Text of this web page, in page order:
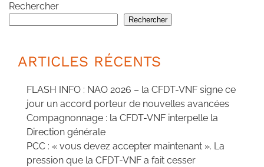
Rechercher
Rechercher
ARTICLES RÉCENTS
FLASH INFO : NAO 2026 – la CFDT-VNF signe ce
jour un accord porteur de nouvelles avancées
Compagnonnage : la CFDT-VNF interpelle la
Direction générale
PCC : « vous devez accepter maintenant ». La
pression que la CFDT-VNF a fait cesser